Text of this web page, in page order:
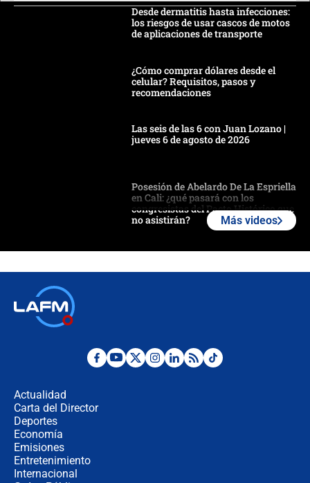
Desde dermatitis hasta infecciones:
los riesgos de usar cascos de motos
de aplicaciones de transporte
¿Cómo comprar dólares desde el
celular? Requisitos, pasos y
recomendaciones
Las seis de las 6 con Juan Lozano |
jueves 6 de agosto de 2026
Posesión de Abelardo De La Espriella
en Cali: ¿qué pasará con los
congresistas del Pacto Histórico que
no asistirán?
¿Por qué De la Espriella gobernará
Más videos
Actualidad
Carta del Director
Deportes
Economía
Emisiones
Entretenimiento
Internacional